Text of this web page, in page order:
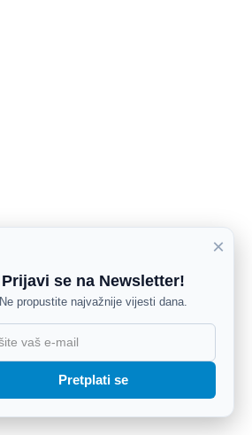
×
Prijavi se na Newsletter!
Ne propustite najvažnije vijesti dana.
Pretplati se